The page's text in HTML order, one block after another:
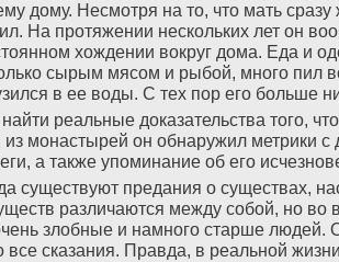
дому. Несмотря на то, что мать
На протяжении нескольких лет он
хождении вокруг дома. Еда и
сырым мясом и рыбой, много
в ее воды. С тех пор его больше
реальные доказательства того,
из монастырей он обнаружил метрики
а также упоминание об его
существуют предания о существах,
различаются между собой, но во
злобные и намного старше людей.
сказания. Правда, в реальной